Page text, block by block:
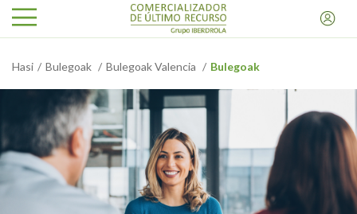
Hasi Bulegoak Bulegoak Valencia Bulegoak